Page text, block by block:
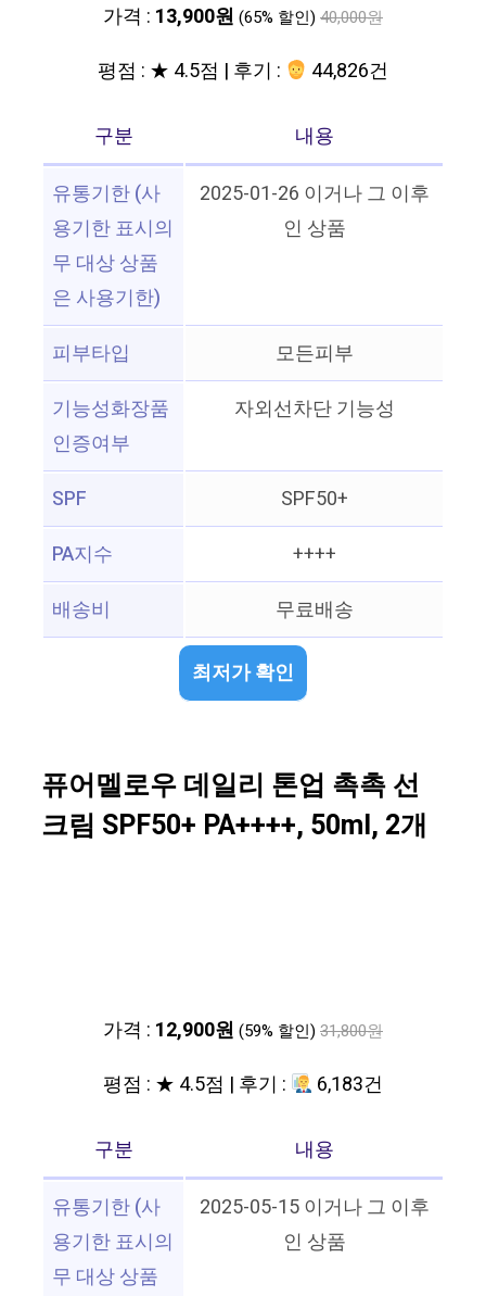
가격 : 13,900원 (65% 할인) 40,000원
평점 : ★ 4.5점 | 후기 : 44,826건
구분
내용
유통기한 (사
용기한 표시의
무 대상 상품
은 사용기한)
2025-01-26 이거나 그 이후
인 상품
피부타입
모든피부
기능성화장품
인증여부
자외선차단 기능성
SPF
SPF50+
PA지수
++++
배송비
무료배송
최저가 확인
퓨어멜로우 데일리 톤업 촉촉 선
크림 SPF50+ PA++++, 50ml, 2개
가격 : 12,900원 (59% 할인) 31,800원
평점 : ★ 4.5점 | 후기 : 6,183건
구분
내용
유통기한 (사
용기한 표시의
무 대상 상품
2025-05-15 이거나 그 이후
인 상품